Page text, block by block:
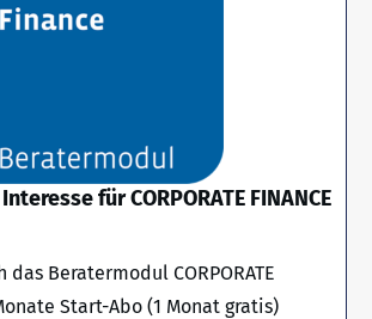
für CORPORATE FINANCE
das Beratermodul CORPORATE
Start-Abo (1 Monat gratis)